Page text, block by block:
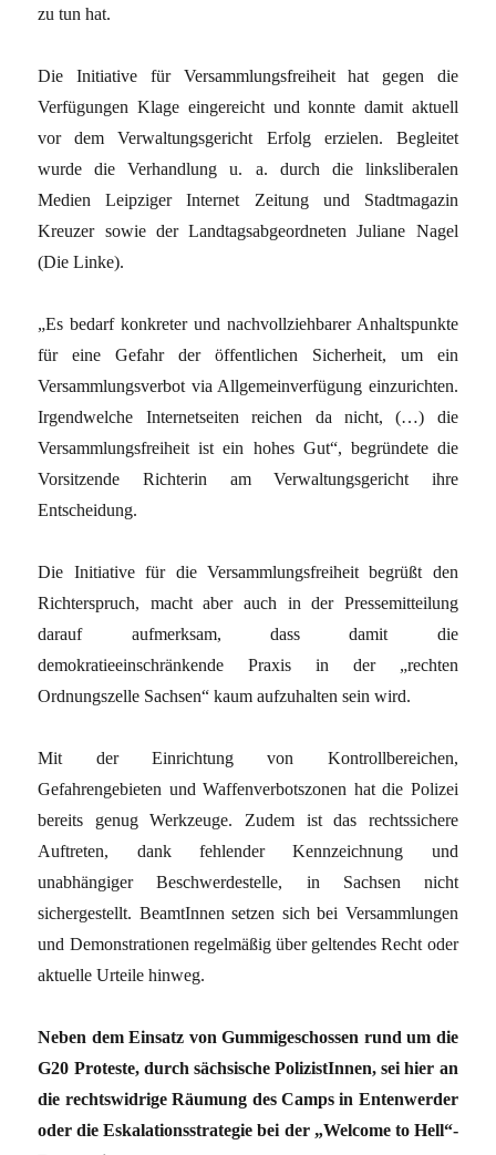
zu tun hat.
Die Initiative für Versammlungsfreiheit hat gegen die
Verfügungen Klage eingereicht und konnte damit aktuell
vor dem Verwaltungsgericht Erfolg erzielen. Begleitet
wurde die Verhandlung u. a. durch die linksliberalen
Medien Leipziger Internet Zeitung und Stadtmagazin
Kreuzer sowie der Landtagsabgeordneten Juliane Nagel
(Die Linke).
„Es bedarf konkreter und nachvollziehbarer Anhaltspunkte
für eine Gefahr der öffentlichen Sicherheit, um ein
Versammlungsverbot via Allgemeinverfügung einzurichten.
Irgendwelche Internetseiten reichen da nicht, (…) die
Versammlungsfreiheit ist ein hohes Gut“, begründete die
Vorsitzende Richterin am Verwaltungsgericht ihre
Entscheidung.
Die Initiative für die Versammlungsfreiheit begrüßt den
Richterspruch, macht aber auch in der Pressemitteilung
darauf aufmerksam, dass damit die
demokratieeinschränkende Praxis in der „rechten
Ordnungszelle Sachsen“ kaum aufzuhalten sein wird.
Mit der Einrichtung von Kontrollbereichen,
Gefahrengebieten und Waffenverbotszonen hat die Polizei
bereits genug Werkzeuge. Zudem ist das rechtssichere
Auftreten, dank fehlender Kennzeichnung und
unabhängiger Beschwerdestelle, in Sachsen nicht
sichergestellt. BeamtInnen setzen sich bei Versammlungen
und Demonstrationen regelmäßig über geltendes Recht oder
aktuelle Urteile hinweg.
Neben dem Einsatz von Gummigeschossen rund um die
G20 Proteste, durch sächsische PolizistInnen, sei hier an
die rechtswidrige Räumung des Camps in Entenwerder
oder die Eskalationsstrategie bei der „Welcome to Hell“-